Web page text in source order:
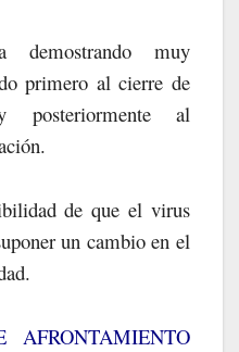
muy
primero al cierre de
posteriormente al
de que el virus
un cambio en el
AFRONTAMIENTO